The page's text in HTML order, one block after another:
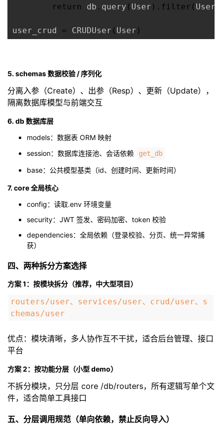
return
db . query ( User ) . filter ( User
user_crud = CRUDUser ( User )
5. schemas 数据校验 / 序列化
分离入参（Create）、出参（Resp）、更新（Update），
隔离数据库模型与前端交互
6. db 数据库层
models：数据表 ORM 映射
session：数据库连接池、会话依赖
get_db
base：公共模型基类（id、创建时间、更新时间）
7. core 全局核心
config：读取.env 环境变量
security：JWT 签发、密码加密、token 校验
dependencies：全局依赖（登录校验、分页、统一异常捕
获）
四、两种拆分方案选择
方案 1：按模块拆分（推荐，中大型项目）
routers/user、services/user、crud/user、s
chemas/user
优点：模块清晰，多人协作互不干扰，适合后台管理、接口
平台
方案 2：按功能分层（小型 demo）
不拆分模块，只分层 core /db/routers，所有逻辑写单个文
件，适合简单工具接口
五、分层调用规范（单向依赖，禁止反向导入）